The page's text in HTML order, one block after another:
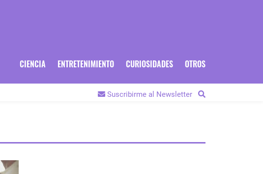
CIENCIA ENTRETENIMIENTO CURIOSIDADES OTROS
Suscribirme al Newsletter